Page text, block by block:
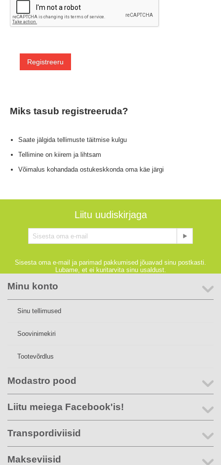
Registreeru
Miks tasub registreeruda?
Saate jälgida tellimuste täitmise kulgu
Tellimine on kiirem ja lihtsam
Võimalus kohandada ostukeskkonda oma käe järgi
Liitu uudiskirjaga
Sisesta oma e-mail ja parimad pakkumised jõuavad sinu postkasti.
Lubame, et ei kuritarvita sinu usaldust.
Minu konto
Sinu tellimused
Soovinimekiri
Tootevõrdlus
Modastro pood
Liitu meiega Facebook'is!
Transpordiviisid
Makseviisid